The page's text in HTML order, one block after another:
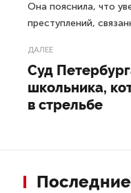
Она пояснила, что
преступлений,
ДАЛЕЕ
Суд
школьника,
в стрельбе